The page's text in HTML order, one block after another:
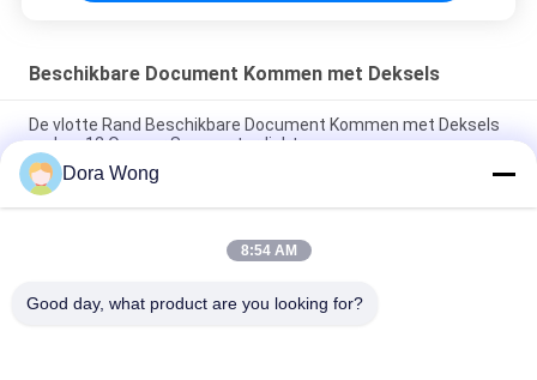
Beschikbare Document Kommen met Deksels
De vlotte Rand Beschikbare Document Kommen met Deksels
maken 12 Oz voor Soep waterdicht
De biologisch afbreekbare Beschikbare Document Kommen
met Deksels maken 1100 ml voor Salade waterdicht
Containers van de vet de Bestand Beschikbare Salade, 36
Dora Wong
8:54 AM
Good day, what product are you looking for?